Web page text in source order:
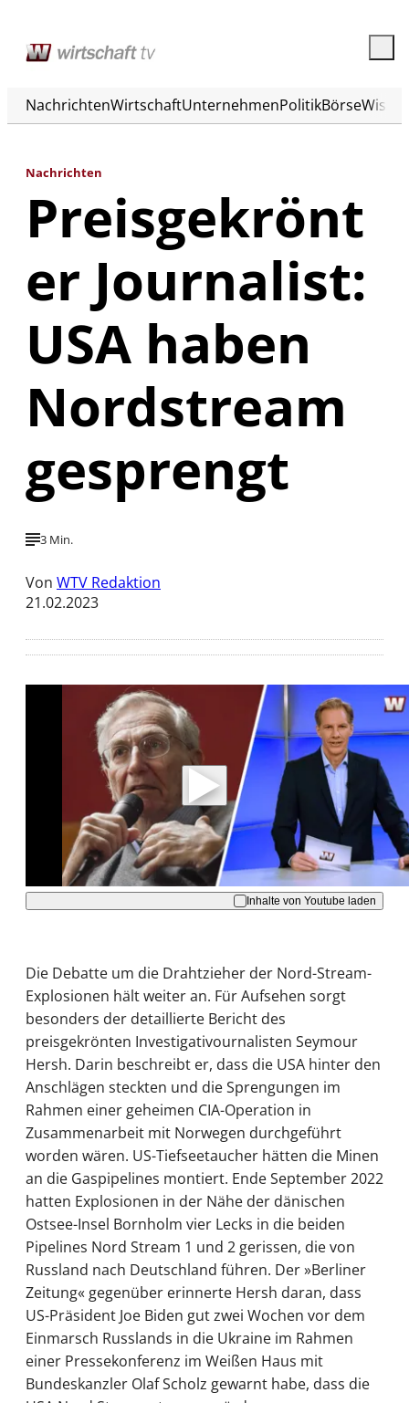
NachrichtenWirtschaftUnternehmenPolitikBörse
Nachrichten
Preisgekrönt
er Journalist:
USA haben
Nordstream
gesprengt
3 Min.
Von WTV Redaktion
21.02.2023
Mit der Wiedergabe dieses Videos werden
Daten an Youtube übertragen.
Hinweise dazu erhalten Sie in derDatenschutzerklärung
Akzeptieren
Inhalte von Youtube laden
Die Debatte um die Drahtzieher der Nord-Stream-
Explosionen hält weiter an. Für Aufsehen sorgt
besonders der detaillierte Bericht des
preisgekrönten Investigativournalisten Seymour
Hersh. Darin beschreibt er, dass die USA hinter den
Anschlägen steckten und die Sprengungen im
Rahmen einer geheimen CIA-Operation in
Zusammenarbeit mit Norwegen durchgeführt
worden wären. US-Tiefseetaucher hätten die Minen
an die Gaspipelines montiert. Ende September 2022
hatten Explosionen in der Nähe der dänischen
Ostsee-Insel Bornholm vier Lecks in die beiden
Pipelines Nord Stream 1 und 2 gerissen, die von
Russland nach Deutschland führen. Der »Berliner
Zeitung« gegenüber erinnerte Hersh daran, dass
US-Präsident Joe Biden gut zwei Wochen vor dem
Einmarsch Russlands in die Ukraine im Rahmen
einer Pressekonferenz im Weißen Haus mit
Bundeskanzler Olaf Scholz gewarnt habe, dass die